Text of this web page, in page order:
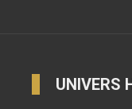
UNIVERS